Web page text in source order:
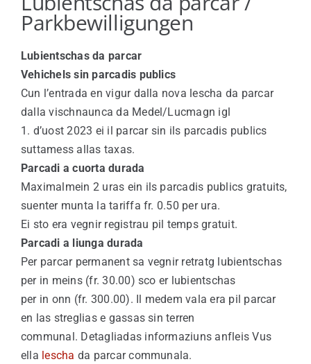
Viver a Medel
Turissem
Parkbewilligungen
Lubientschas da parcar
Vehichels sin parcadis publics
Cun l’entrada en vigur dalla nova lescha da parcar
dalla vischnaunca da Medel/Lucmagn igl
1. d’uost 2023 ei il parcar sin ils parcadis publics
suttamess allas taxas.
Parcadi a cuorta durada
Maximalmein 2 uras ein ils parcadis publics gratuits,
suenter munta la tariffa fr. 0.50 per ura.
Ei sto era vegnir registrau pil temps gratuit.
Parcadi a liunga durada
Per parcar permanent sa vegnir retratg lubientschas
per in meins (fr. 30.00) sco er lubientschas
per in onn (fr. 300.00). Il medem vala era pil parcar
en las streglias e gassas sin terren
communal. Detagliadas informaziuns anfleis Vus
ella lescha da parcar communala.